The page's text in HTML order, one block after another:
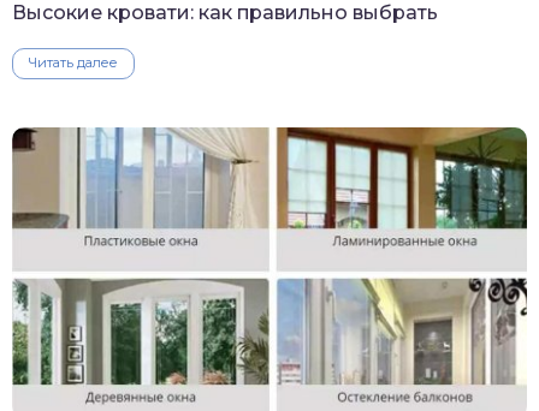
Высокие кровати: как правильно выбрать
Читать далее